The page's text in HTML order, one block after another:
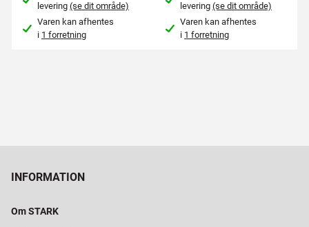
levering(se dit område)
Varen kan afhentes
i 1 forretning
levering(se dit område)
Varen kan afhentes
i 1 forretning
INFORMATION
Om STARK